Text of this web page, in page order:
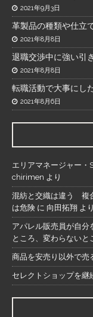
2021年9月3日
革製品の種類や仕立
2021年8月8日
退職交渉中に強い引
2021年8月8日
転職活動で大事にし
2021年8月6日
エリアマネージャー・
chirimen より
混紡と交織は違う 複
は危険 に 向田拓翔 より
アパレル販売員が自分
ところ、変わらないと
商品を安売り以外で売
セレクトショップを継